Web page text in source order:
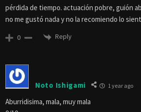
pérdida de tiempo. actuación pobre, guión
no me gustó nada y no la recomiendo lo
0 Reply
Noto Ishigami 1 year ago
Aburridisima, mala, muy mala